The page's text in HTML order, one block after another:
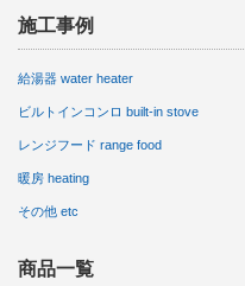
施工事例
給湯器 water heater
ビルトインコンロ built-in stove
レンジフード range food
暖房 heating
その他 etc
商品一覧